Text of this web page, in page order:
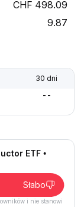
498.09
9.87
30 dni
--
ETF •
Słabo
i nie stanowi